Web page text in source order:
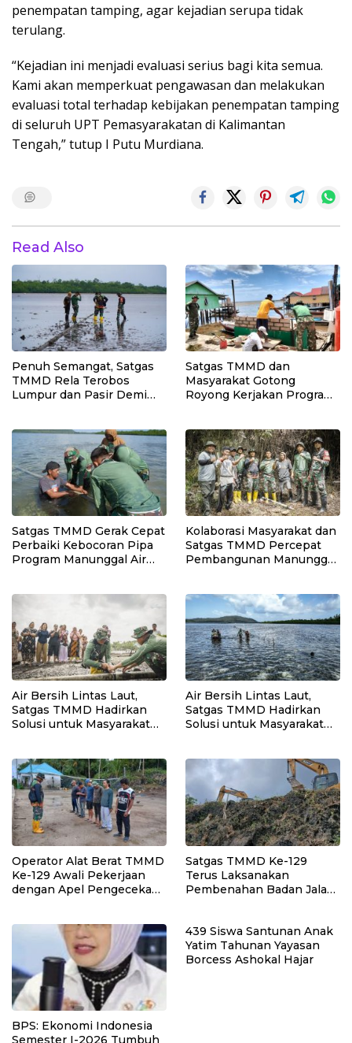
penempatan tamping, agar kejadian serupa tidak
terulang.
“Kejadian ini menjadi evaluasi serius bagi kita semua.
Kami akan memperkuat pengawasan dan melakukan
evaluasi total terhadap kebijakan penempatan tamping
di seluruh UPT Pemasyarakatan di Kalimantan
Tengah,” tutup I Putu Murdiana.
Read Also
Penuh Semangat, Satgas
TMMD Rela Terobos
Lumpur dan Pasir Demi
Satgas TMMD dan
Masyarakat Gotong
Royong Kerjakan Program
Satgas TMMD Gerak Cepat
Perbaiki Kebocoran Pipa
Program Manunggal Air
Kolaborasi Masyarakat dan
Satgas TMMD Percepat
Pembangunan Manunggal
Air Bersih Lintas Laut,
Satgas TMMD Hadirkan
Solusi untuk Masyarakat
Air Bersih Lintas Laut,
Satgas TMMD Hadirkan
Solusi untuk Masyarakat
Operator Alat Berat TMMD
Ke-129 Awali Pekerjaan
dengan Apel Pengecekan
Satgas TMMD Ke-129
Terus Laksanakan
Pembenahan Badan Jalan
BPS: Ekonomi Indonesia
Semester I-2026 Tumbuh
439 Siswa Santunan Anak
Yatim Tahunan Yayasan
Borcess Ashokal Hajar